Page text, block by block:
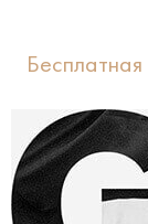
Бесплатная